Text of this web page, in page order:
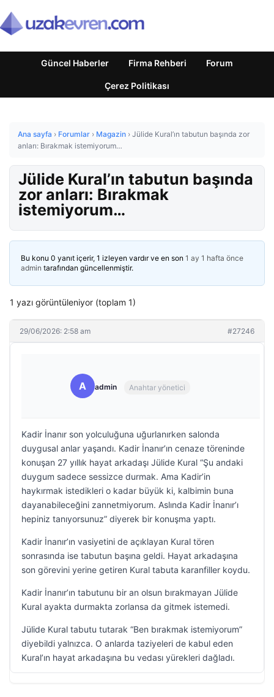
Güncel Haberler Firma Rehberi Forum
Çerez Politikası
Ana sayfa › Forumlar › Magazin › Jülide Kural’ın tabutun başında zor
anları: Bırakmak istemiyorum…
Jülide Kural’ın tabutun başında
zor anları: Bırakmak
istemiyorum…
Bu konu 0 yanıt içerir, 1 izleyen vardır ve en son 1 ay 1 hafta önce
admin tarafından güncellenmiştir.
1 yazı görüntüleniyor (toplam 1)
29/06/2026: 2:58 am #27246
A admin Anahtar yönetici
Kadir İnanır son yolculuğuna uğurlanırken salonda
duygusal anlar yaşandı. Kadir İnanır’ın cenaze töreninde
konuşan 27 yıllık hayat arkadaşı Jülide Kural “Şu andaki
duygum sadece sessizce durmak. Ama Kadir’in
haykırmak istedikleri o kadar büyük ki, kalbimin buna
dayanabileceğini zannetmiyorum. Aslında Kadir İnanır’ı
hepiniz tanıyorsunuz” diyerek bir konuşma yaptı.
Kadir İnanır’ın vasiyetini de açıklayan Kural tören
sonrasında ise tabutun başına geldi. Hayat arkadaşına
son görevini yerine getiren Kural tabuta karanfiller koydu.
Kadir İnanır’ın tabutunu bir an olsun bırakmayan Jülide
Kural ayakta durmakta zorlansa da gitmek istemedi.
Jülide Kural tabutu tutarak “Ben bırakmak istemiyorum”
diyebildi yalnızca. O anlarda taziyeleri de kabul eden
Kural’ın hayat arkadaşına bu vedası yürekleri dağladı.